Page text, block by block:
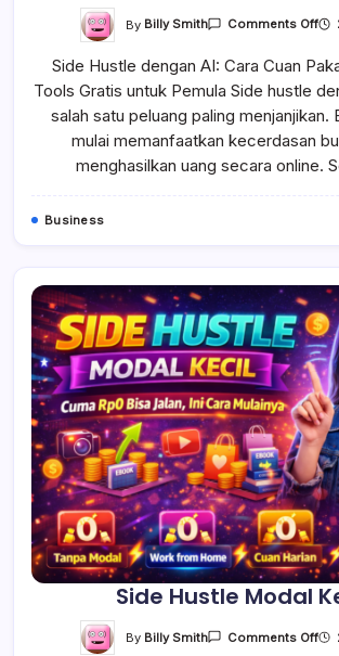
By Billy Smith Comments OffOn
Side Hustle dengan AI: Cara Cuan
Tools Gratis untuk Pemula Side hustle
salah satu peluang paling menjanjikan.
mulai memanfaatkan kecerdasan
menghasilkan uang secara online.
Business
Side Hustle Modal
By Billy Smith Comments OffOn